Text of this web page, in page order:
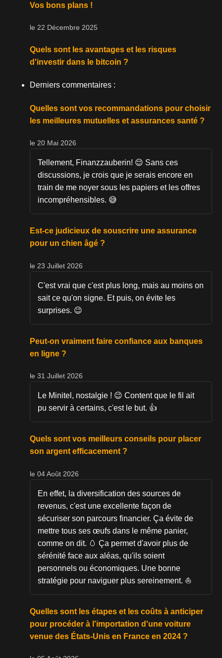
Vos bons plans !
le 22 Décembre 2025
Quels sont les avantages et les risques
d'investir dans le bitcoin ?
Derniers commentaires :
Quelles sont vos recommandations pour choisir
les meilleures mutuelles et assurances santé ?
le 20 Mai 2026
Tellement, Finanzzauberin! 😌 Sans ces
discussions, je crois que je serais encore en
train de me noyer sous les papiers et les offres
incompréhensibles. 😅
Est-ce judicieux de souscrire une assurance
pour un chien âgé ?
le 23 Juillet 2026
C'est vrai que c'est plus long, mais au moins on
sait ce qu'on signe. Et puis, on évite les
surprises. 😉
Peut-on vraiment faire confiance aux banques
en ligne ?
le 31 Juillet 2026
Le Minitel, nostalgie ! 😉 Content que le fil ait
pu servir à certains, c'est le but. 👍
Quels sont vos meilleurs conseils pour placer
son argent efficacement ?
le 04 Août 2026
En effet, la diversification des sources de
revenus, c'est une excellente façon de
sécuriser son parcours financier. Ça évite de
mettre tous ses œufs dans le même panier,
comme on dit. 🥚 Ça permet d'avoir plus de
sérénité face aux aléas, qu'ils soient
personnels ou économiques. Une bonne
stratégie pour naviguer plus sereinement. ⛵
Quelles sont les étapes et les coûts à anticiper
pour procéder à l'importation d'une voiture
venue des États-Unis en France en 2024 ?